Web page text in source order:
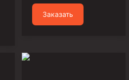
Заказать